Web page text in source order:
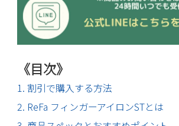
《目次》
1. 割引で購入する方法
2. ReFa フィンガーアイロンSTとは